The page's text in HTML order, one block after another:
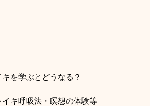
を学ぶとどうなる？
キ呼吸法・瞑想の体験等